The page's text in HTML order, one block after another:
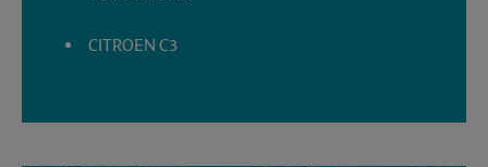
CITROEN C3